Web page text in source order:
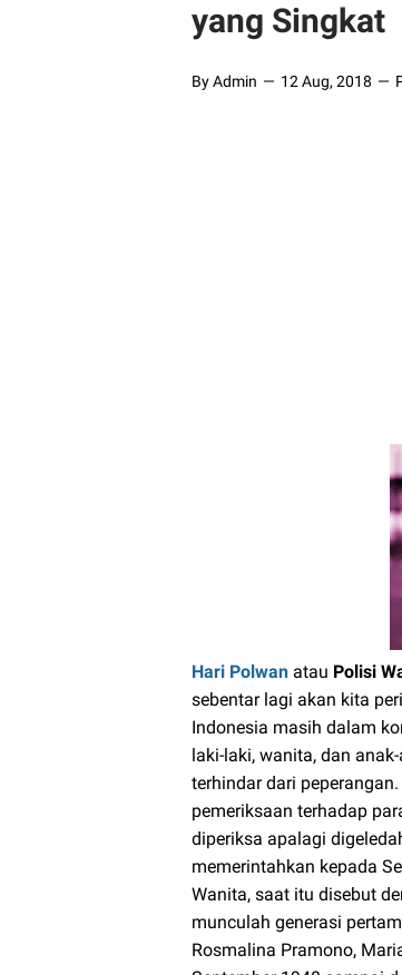
yang Singkat
By Admin 12 Aug, 2018
Hari Polwan atau Polisi
sebentar lagi akan kita
Indonesia masih dalam
laki-laki, wanita, dan
terhindar dari
pemeriksaan terhadap
diperiksa apalagi
memerintahkan kepada
Wanita, saat itu disebut
munculah generasi
Rosmalina Pramono,